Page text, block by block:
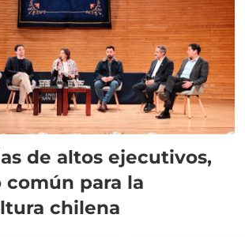
de altos ejecutivos,
común para la
chilena